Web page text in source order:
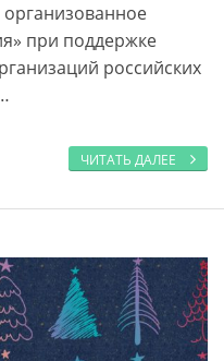
при поддержке
российских
ЧИТАТЬ ДАЛЕЕ